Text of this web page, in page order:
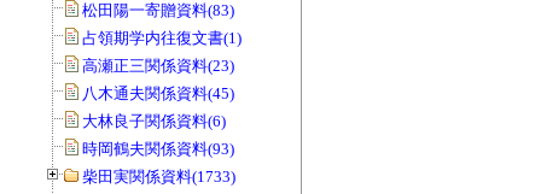
松田陽一寄贈資料(83)
占領期学内往復文書(1)
高瀬正三関係資料(23)
八木通夫関係資料(45)
大林良子関係資料(6)
時岡鶴夫関係資料(93)
柴田実関係資料(1733)